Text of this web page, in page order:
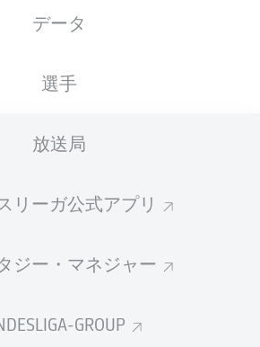
データ
選手
放送局
リーガ公式アプリ
ジー・マネジャー
GROUP
広告